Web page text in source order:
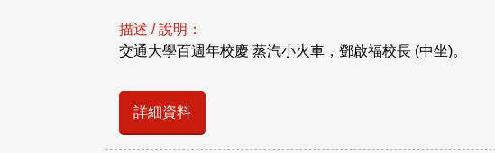
描述 / 說明：
交通大學百週年校慶 蒸汽小火車，鄧啟福校長 (中坐)。
詳細資料